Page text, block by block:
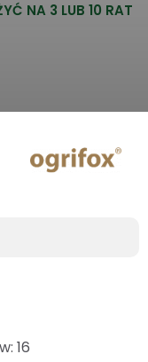
NA 3 LUB 10 RAT
16